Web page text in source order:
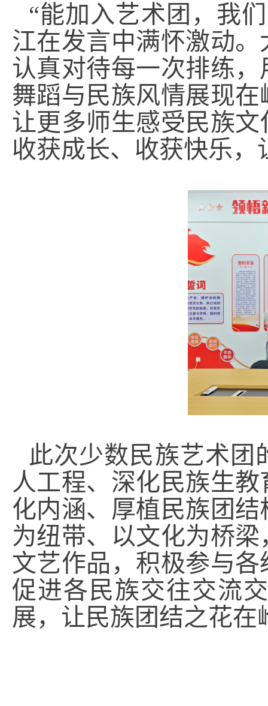
“能加入艺术团，我
江在发言中满怀激动
认真对待每一次排练
舞蹈与民族风情展现
让更多师生感受民族
收获成长、收获快乐
此次少数民族艺术团
人工程、深化民族生
化内涵、厚植民族团
为纽带、以文化为桥
文艺作品，积极参与
促进各民族交往交流
展，让民族团结之花